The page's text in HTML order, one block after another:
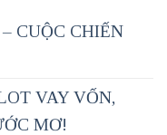
CUỘC CHIẾN
VAY VỐN,
MƠ!